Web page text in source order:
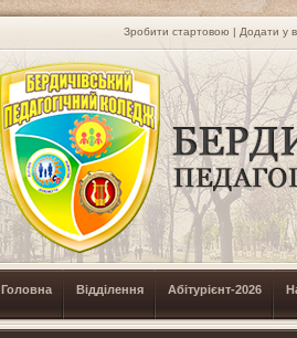
Зробити стартовою | Додати у
Головна Відділення Абітурієнт-2026